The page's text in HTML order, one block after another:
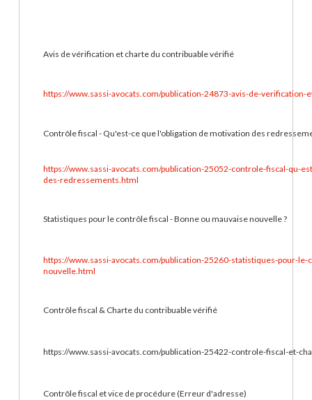
Avis de vérification et charte du contribuable vérifié
https://www.sassi-avocats.com/publication-24873-avis-de-
Contrôle fiscal - Qu'est-ce que l'obligation de motivation des
https://www.sassi-avocats.com/publication-25052-controle-fiscal-qu-
des-redressements.html
Statistiques pour le contrôle fiscal - Bonne ou mauvaise nouvelle ?
https://www.sassi-avocats.com/publication-25260-statistiques-pour-
nouvelle.html
Contrôle fiscal & Charte du contribuable vérifié
https://www.sassi-avocats.com/publication-25422-controle-fiscal-et-
Contrôle fiscal et vice de procédure (Erreur d'adresse)